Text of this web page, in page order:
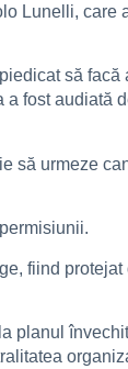
Lunelli, care
să facă
fost audiată
să urmeze
fiind
planul